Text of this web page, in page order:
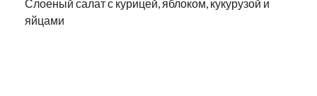
Слоеный салат с курицей, яблоком, кукурузой и
яйцами